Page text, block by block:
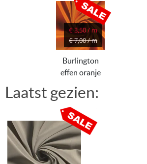
€ 3,50 / m
€ 7,00 / m
Burlington
effen oranje
Laatst gezien: